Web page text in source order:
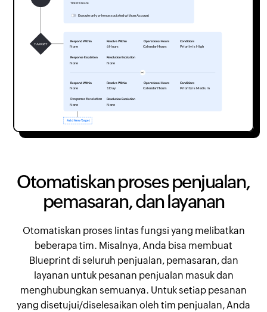
Otomatiskan proses penjualan,
pemasaran, dan layanan
Otomatiskan proses lintas fungsi yang melibatkan
beberapa tim. Misalnya, Anda bisa membuat
Blueprint di seluruh penjualan, pemasaran, dan
layanan untuk pesanan penjualan masuk dan
menghubungkan semuanya. Untuk setiap pesanan
yang disetujui/diselesaikan oleh tim penjualan, Anda